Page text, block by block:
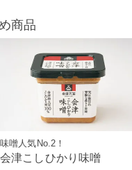
商品
味噌人気No.2！
会津こしひかり味噌